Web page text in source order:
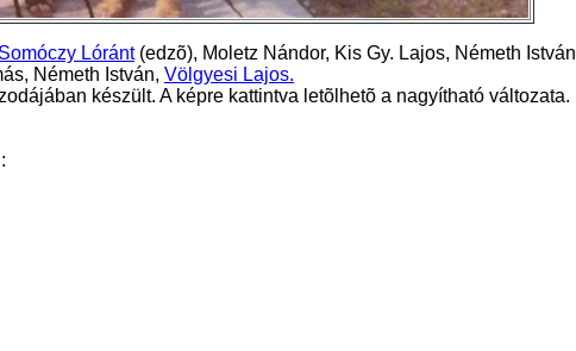
Lóránt (edzõ), Moletz Nándor, Kis Gy. Lajos, Németh István
Németh István, Völgyesi Lajos.
készült. A képre kattintva letõlhetõ a nagyítható változata.